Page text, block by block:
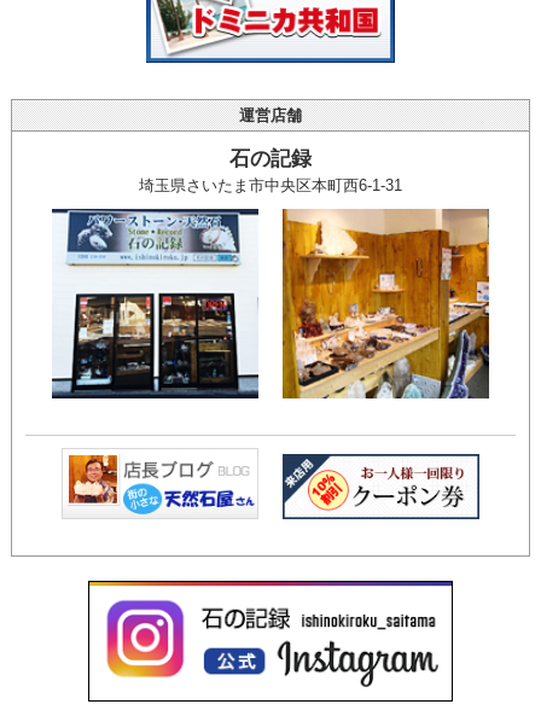
運営店舗
石の記録
埼玉県さいたま市中央区本町西6-1-31